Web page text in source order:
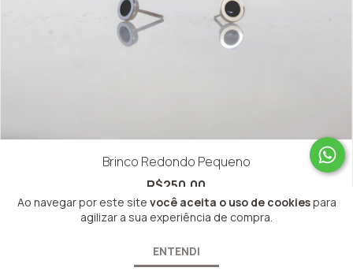
Ao navegar por este site você aceita o uso de cookiespara
agilizar a sua experiência de compra.
ENTENDI
Brinco Redondo Pequeno
R$250,00